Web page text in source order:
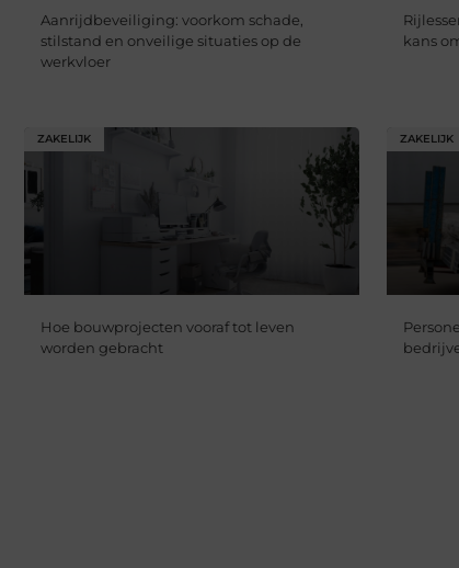
Aanrijdbeveiliging: voorkom schade,
stilstand en onveilige situaties op de
werkvloer
kans
ZAKELIJK
Hoe bouwprojecten vooraf tot leven
worden gebracht
ZAKELIJK